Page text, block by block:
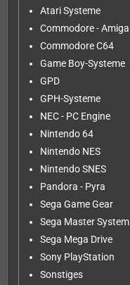
Atari Systeme
Commodore - Amiga
Commodore C64
Game Boy-Systeme
GPD
GPH-Systeme
NEC - PC Engine
Nintendo 64
Nintendo NES
Nintendo SNES
Pandora - Pyra
Sega Game Gear
Sega Master System
Sega Mega Drive
Sony PlayStation
Sonstiges